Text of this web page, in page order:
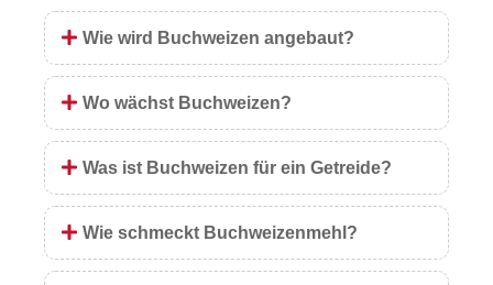
Wie wird Buchweizen angebaut?
Wo wächst Buchweizen?
Was ist Buchweizen für ein Getreide?
Wie schmeckt Buchweizenmehl?